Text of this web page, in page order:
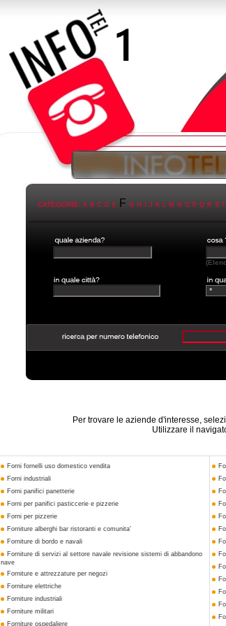
CATEGORIE: A B C D E F G H J K L M N O P Q R S T
Per trovare le aziende d'interesse,
Utilizzare il
Forni fornelli uso domestico vendita
Forni industriali
Forni panifici panetterie
Forni per panifici pasticcerie e pizzerie
Forni per pizzerie
Forniture alberghi bar ristoranti e comunita'
Forniture di bordo e navali
Forniture di servizi al settore navale revisione sistemi di abbandono
nave
Forniture e attrezzature per negozi
Forniture elettriche
Forniture industriali
Forniture militari
Forniture ospedaliere